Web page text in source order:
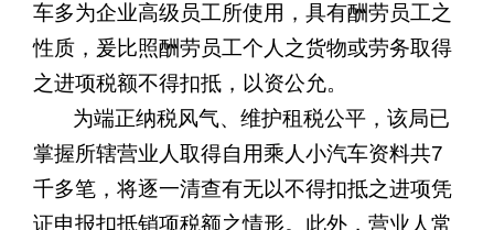
车多为企业高级员工所使用，具有酬劳员工之
性质，爰比照酬劳员工个人之货物或劳务取得
之进项税额不得扣抵，以资公允。
为端正纳税风气、维护租税公平，该局已
掌握所辖营业人取得自用乘人小汽车资料共7
千多笔，将逐一清查有无以不得扣抵之进项凭
证申报扣抵销项税额之情形。此外，营业人常